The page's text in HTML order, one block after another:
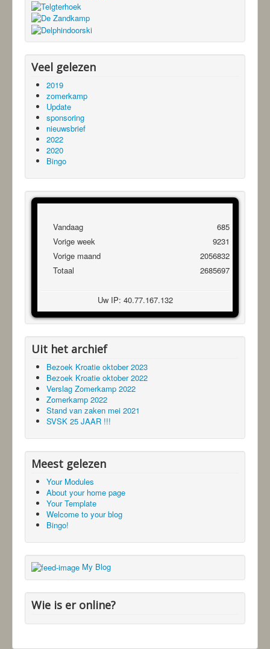
Veel gelezen
2019
zomerkamp
Update
sponsoring
nieuwsbrief
2022
2020
Bingo
Vandaag
Vorige week
Vorige maand
Totaal
685
9231
2056832
2685697
Uw IP: 40.77.167.132
Uit het archief
Bezoek Kroatie oktober 2023
Bezoek Kroatie oktober 2022
Verslag Zomerkamp 2022
Zomerkamp 2022
Stand van zaken mei 2021
SVSK 25 JAAR !!!
Meest gelezen
Your Modules
About your home page
Your Template
Welcome to your blog
Bingo!
My Blog
Wie is er online?